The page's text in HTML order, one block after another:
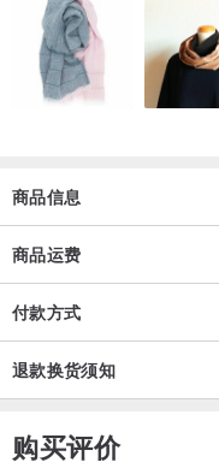
商品信息
商品运费
付款方式
退款换货须知
购买评价